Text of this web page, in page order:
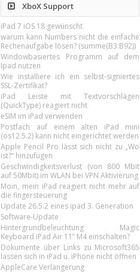
XboX Support
iPad 7 iOS 18 gewünscht
warum kann Numbers nicht die einfache
Rechenaufgabe lösen? (summe(B3:B92))
Windowbasiertes Programm auf dem
Ipad nutzen
Wie installiere ich ein selbst-signiertes
SSL-Zertifikat?
iPad Leiste mit Textvorschlägen
(QuickType) reagiert nicht
eSIM im iPad verwenden
Postfach auf einem alten iPad mini
(os12.5.2) kann nicht eingerichtet werden
Apple Pencil Pro lässt sich nicht zu „Wo
ist?“ hinzufügen
Geschwindigkeitsverlust (von 800 Mbit
auf 50Mbit) im WLAN bei VPN Aktivierung
Moin, mein iPad reagiert nicht mehr auf
die fingersteuerung
Update 26.5.2 eines ipad 3. Generation
Software-Update
Hintergrundbeleuchtung Magic
Keyboard iPad Air 11’’ M4 einschalten?
Dokumente über Links zu Microsoft365
lassen sich in iPad u. iPhone nicht öffnen
AppleCare Verlängerung